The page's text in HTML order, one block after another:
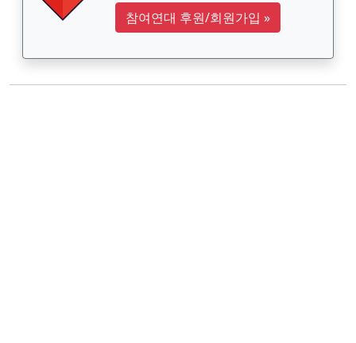
참여연대 후원/회원가입 »